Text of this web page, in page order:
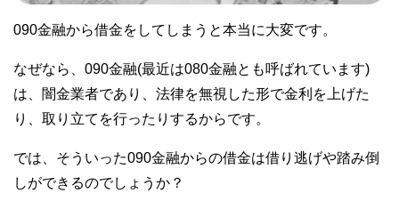
090金融から借金をしてしまうと本当に大変です。
なぜなら、090金融(最近は080金融とも呼ばれています)
は、闇金業者であり、法律を無視した形で金利を上げた
り、取り立てを行ったりするからです。
では、そういった090金融からの借金は借り逃げや踏み倒
しができるのでしょうか？